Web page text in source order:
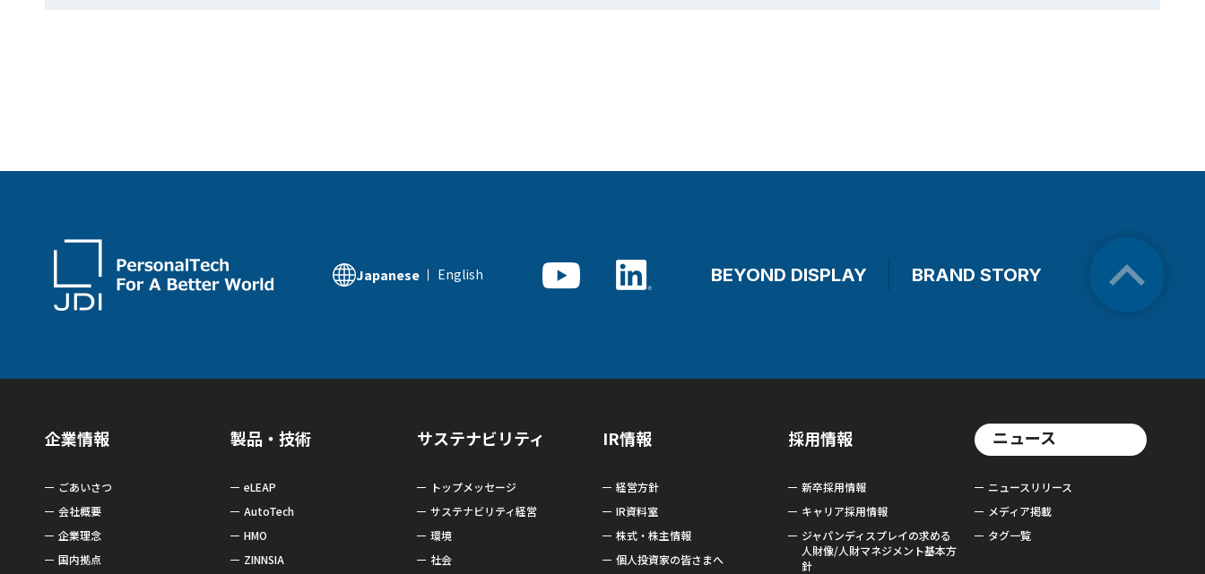
Japanese English BEYOND DISPLAY BRAND STORY
企業情報
ごあいさつ
会社概要
企業理念
国内拠点
製品・技術
eLEAP
AutoTech
HMO
ZINNSIA
サステナビリティ
トップメッセージ
サステナビリティ経営
環境
社会
IR情報
経営方針
IR資料室
株式・株主情報
個人投資家の皆さまへ
採用情報
新卒採用情報
キャリア採用情報
ジャパンディスプレイの求める
人財像/人財マネジメント基本方
針
ニュース
ニュースリリース
メディア掲載
タグ一覧